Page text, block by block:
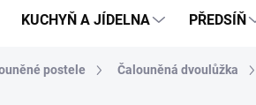
KUCHYŇ A JÍDELNA PŘEDSÍŇ
postele Čalouněná dvoulůžka